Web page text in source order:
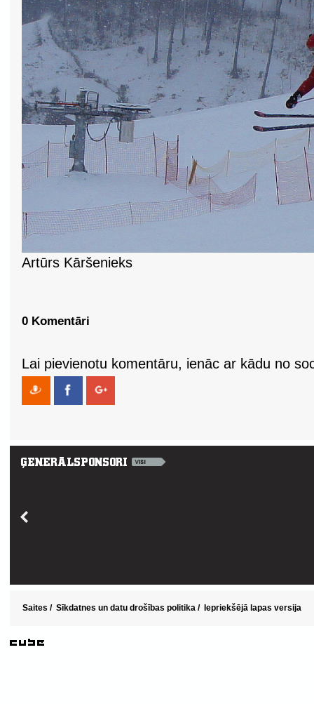
Artūrs Kāršenieks
0 Komentāri
Lai pievienotu komentāru, ienāc ar kādu no
Saites / Sīkdatnes un datu drošības politika / Iepriekšējā lapas versija